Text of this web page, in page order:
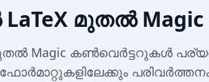
മുതൽ
Magic കൺവെർട്ടറുകൾ
ഫോർമാറ്റുകളിലേക്കും